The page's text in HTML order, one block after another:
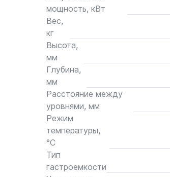
мощность, кВт
Вес,
кг
Высота,
мм
Глубина,
мм
Расстояние между
уровнями, мм
Режим
температуры,
°С
Тип
гастроемкости